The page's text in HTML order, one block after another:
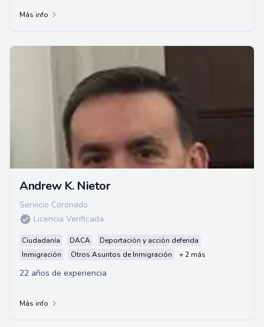
Más info
Andrew K. Nietor
Servicio Coronado
Licencia Verificada
Ciudadanía DACA
Deportación y acción deferida
Inmigración
Otros Asuntos de Inmigración + 2 más
22 años de experiencia
Más info